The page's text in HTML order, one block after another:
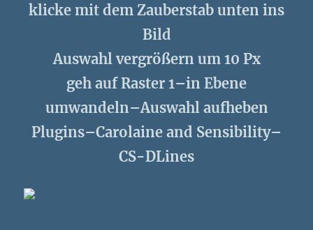
klicke mit dem Zauberstab unten ins
Bild
Auswahl vergrößern um 10 Px
geh auf Raster 1–in Ebene
umwandeln–Auswahl aufheben
Plugins–Carolaine and Sensibility–
CS-DLines